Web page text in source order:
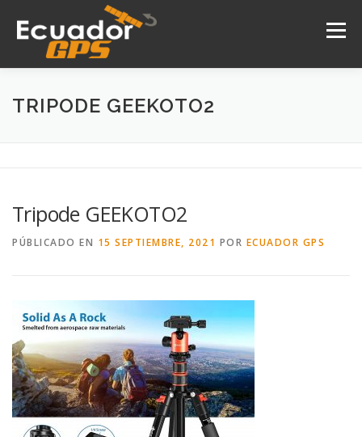
contenido
Menú
INICIO NOSOTROS
TRIPODE GEEKOTO2
Tripode GEEKOTO2
PÚBLICADO EN 15 SEPTIEMBRE, 2021 POR ECUADOR GPS